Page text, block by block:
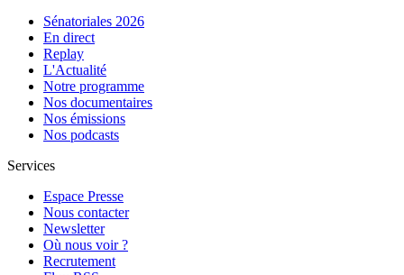
Sénatoriales 2026
En direct
Replay
L'Actualité
Notre programme
Nos documentaires
Nos émissions
Nos podcasts
Services
Espace Presse
Nous contacter
Newsletter
Où nous voir ?
Recrutement